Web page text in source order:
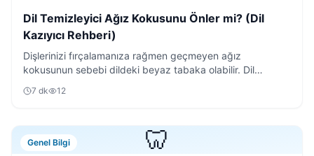
Dil Temizleyici Ağız Kokusunu Önler mi? (Dil
Kazıyıcı Rehberi)
Dişlerinizi fırçalamanıza rağmen geçmeyen ağız
kokusunun sebebi dildeki beyaz tabaka olabilir. Dil
7 dk 12
🦷
Genel Bilgi